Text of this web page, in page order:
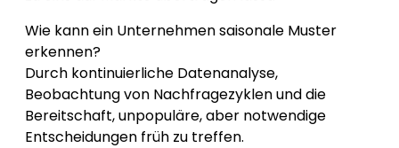
Wie kann ein Unternehmen saisonale Muster
erkennen?
Durch kontinuierliche Datenanalyse,
Beobachtung von Nachfragezyklen und die
Bereitschaft, unpopuläre, aber notwendige
Entscheidungen früh zu treffen.